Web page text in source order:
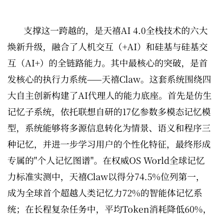
支撑这一跨越的，是天禧AI 4.0全栈技术的六大
焕新升级，融合了人机交互（+AI）和硅基与硅基交
互（AI+）的全链路能力。其中最核心的突破，是首
发核心的执行力系统——天禧Claw。这套系统围绕四
大自主创新构建了AI代理人的能力底座。首先是仿生
记忆子系统，依托联想自研的17亿参数多模态记忆模
型，系统能够将多源信息转化为情景、语义和程序三
种记忆，并进一步学习用户的个性化特征，最终形成
专属的"个人记忆图谱"。在权威OS World全球记忆
力标准实测中，天禧Claw以得分74.5%位列第一，
成为全球首个超越人类记忆力72%的智能体记忆系
统；在长程复杂任务中，平均Token消耗降低60%，